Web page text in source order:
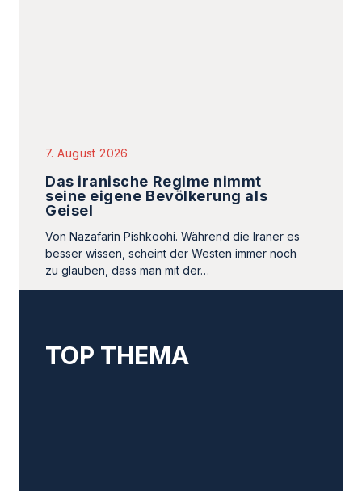
besser wissen, scheint der Westen immer noch
TOP THEMA